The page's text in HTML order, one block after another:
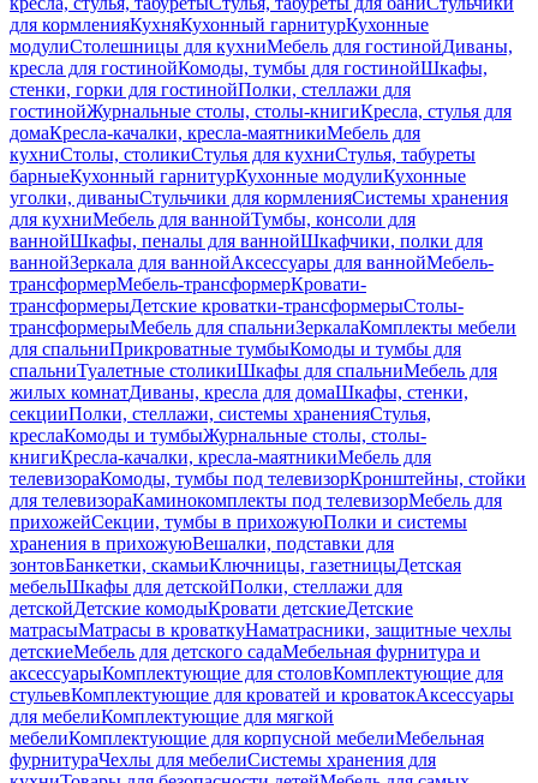
для кормленияКухняКухонный гарнитурКухонные
модулиСтолешницы для кухниМебель для гостинойДиваны,
кресла для гостинойКомоды, тумбы для гостинойШкафы,
стенки, горки для гостинойПолки, стеллажи для
гостинойЖурнальные столы, столы-книгиКресла, стулья для
домаКресла-качалки, кресла-маятникиМебель для
кухниСтолы, столикиСтулья для кухниСтулья, табуреты
барныеКухонный гарнитурКухонные модулиКухонные
уголки, диваныСтульчики для кормленияСистемы хранения
для кухниМебель для ваннойТумбы, консоли для
ваннойШкафы, пеналы для ваннойШкафчики, полки для
ваннойЗеркала для ваннойАксессуары для ваннойМебель-
трансформерМебель-трансформерКровати-
трансформерыДетские кроватки-трансформерыСтолы-
трансформерыМебель для спальниЗеркалаКомплекты мебели
для спальниПрикроватные тумбыКомоды и тумбы для
спальниТуалетные столикиШкафы для спальниМебель для
жилых комнатДиваны, кресла для домаШкафы, стенки,
секцииПолки, стеллажи, системы храненияСтулья,
креслаКомоды и тумбыЖурнальные столы, столы-
книгиКресла-качалки, кресла-маятникиМебель для
телевизораКомоды, тумбы под телевизорКронштейны, стойки
для телевизораКаминокомплекты под телевизорМебель для
прихожейСекции, тумбы в прихожуюПолки и системы
хранения в прихожуюВешалки, подставки для
зонтовБанкетки, скамьиКлючницы, газетницыДетская
мебельШкафы для детскойПолки, стеллажи для
детскойДетские комодыКровати детскиеДетские
матрасыМатрасы в кроваткуНаматрасники, защитные чехлы
детскиеМебель для детского садаМебельная фурнитура и
аксессуарыКомплектующие для столовКомплектующие для
стульевКомплектующие для кроватей и кроватокАксессуары
для мебелиКомплектующие для мягкой
мебелиКомплектующие для корпусной мебелиМебельная
фурнитураЧехлы для мебелиСистемы хранения для